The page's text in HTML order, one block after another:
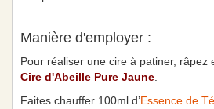
Manière d'employer :
Pour réaliser une cire à patiner, râpez
Cire d'Abeille Pure Jaune
Faites chauffer 100ml d’Essence de